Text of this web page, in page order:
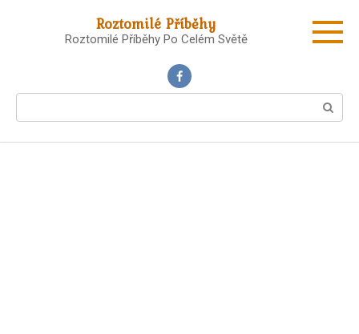
Roztomilé Příběhy
Roztomilé Příběhy Po Celém Světě